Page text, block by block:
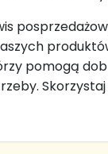
pomogą